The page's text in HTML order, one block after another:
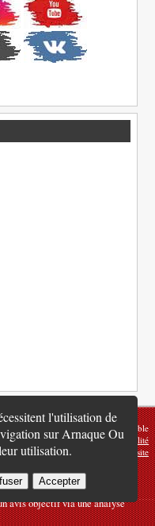
l'utilisation de
sur Arnaque Ou
utilisation.
Accepter
Tous droits réservés © Arnaque ou Fiable
Légale |Politique de Confidentialité
|FAQ|À propos| Plan du site
et gratuite pour évaluer la
aux produits et services en
avis objectif via une analyse